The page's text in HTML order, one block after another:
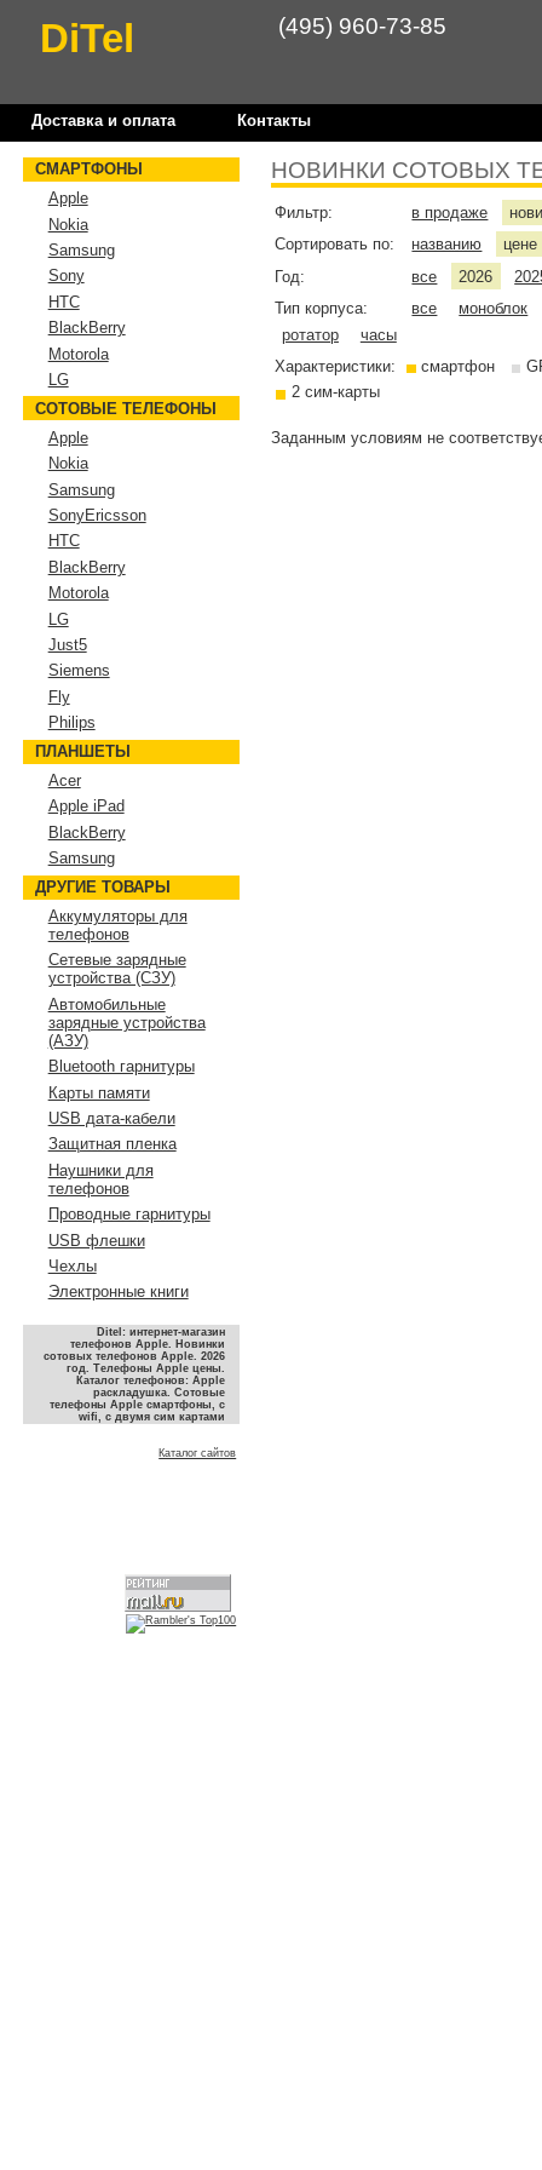
DiTel (495) 960-73-85
Доставка и оплата Контакты
НОВИНКИ СОТОВЫХ
Фильтр: в продаже
Сортировать по:
названию
цене
Год:
все 2026
Тип корпуса:
все
моноблок
ротатор
часы
Характеристики:
смартфон
2 сим-карты
Заданным условиям не
СМАРТФОНЫ
Apple
Nokia
Samsung
Sony
HTC
BlackBerry
Motorola
LG
СОТОВЫЕ ТЕЛЕФОНЫ
Apple
Nokia
Samsung
SonyEricsson
HTC
BlackBerry
Motorola
LG
Just5
Siemens
Fly
Philips
ПЛАНШЕТЫ
Acer
Apple iPad
BlackBerry
Samsung
ДРУГИЕ ТОВАРЫ
Аккумуляторы для
телефонов
Сетевые зарядные
устройства (СЗУ)
Автомобильные
зарядные устройства
(АЗУ)
Bluetooth гарнитуры
Карты памяти
USB дата-кабели
Защитная пленка
Наушники для
телефонов
Проводные гарнитуры
USB флешки
Чехлы
Электронные книги
Ditel: интернет-магазин
телефонов Apple. Новинки
сотовых телефонов Apple. 2026
год. Телефоны Apple цены.
Каталог телефонов: Apple
раскладушка. Сотовые
телефоны Apple смартфоны, с
wifi, с двумя сим картами
Каталог сайтов